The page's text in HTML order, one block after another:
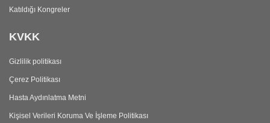
Katıldığı Kongreler
KVKK
Gizlilik politikası
Çerez Politikası
Hasta Aydınlatma Metni
Kişisel Verileri Koruma Ve İşleme Politikası